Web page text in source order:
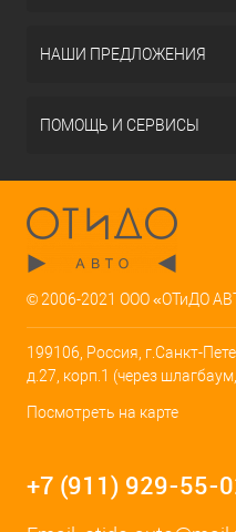
НАШИ ПРЕДЛОЖЕНИЯ
ПОМОЩЬ И СЕРВИСЫ
© 2006-2021 ООО «ОТиДО
199106, Россия, г.Санкт-
д.27, корп.1 (через
Посмотреть на карте
+7 (911) 929-55-